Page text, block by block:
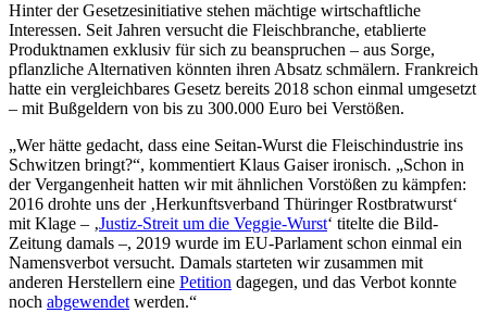
Hinter der Gesetzesinitiative stehen mächtige wirtschaftliche
Interessen. Seit Jahren versucht die Fleischbranche, etablierte
Produktnamen exklusiv für sich zu beanspruchen – aus Sorge,
pflanzliche Alternativen könnten ihren Absatz schmälern. Frankreich
hatte ein vergleichbares Gesetz bereits 2018 schon einmal umgesetzt
– mit Bußgeldern von bis zu 300.000 Euro bei Verstößen.
„Wer hätte gedacht, dass eine Seitan-Wurst die Fleischindustrie ins
Schwitzen bringt?“, kommentiert Klaus Gaiser ironisch. „Schon in
der Vergangenheit hatten wir mit ähnlichen Vorstößen zu kämpfen:
2016 drohte uns der ‚Herkunftsverband Thüringer Rostbratwurst‘
mit Klage – ‚Justiz-Streit um die Veggie-Wurst‘ titelte die Bild-
Zeitung damals –, 2019 wurde im EU-Parlament schon einmal ein
Namensverbot versucht. Damals starteten wir zusammen mit
anderen Herstellern eine Petition dagegen, und das Verbot konnte
noch abgewendet werden.“